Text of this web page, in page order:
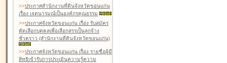
>>ประกาศสำนักงานที่ดินจังหวัดขอนแก่น
เรื่อง เจตนารมณ์เป็นองค์กรคุณธรรม
>>ประกาศจังหวัดขอนแก่น เรื่อง รับสมัคร
คัดเลือกบุคคลเพื่อเลือกสรรเป็นลูกจ้าง
ชั่วคราว (สำนักงานที่ดินจังหวัดขอนแก่น)
>>ประกาศจังหวัดขอนแก่น เรื่อง รายชื่อผู้มี
สิทธิเข้ารับการประเมินความรู้ความ